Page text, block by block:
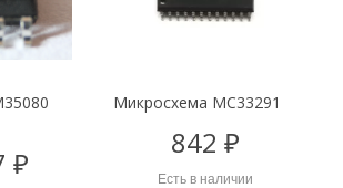
₽
Микросхема MC33291
842 ₽
Есть в наличии